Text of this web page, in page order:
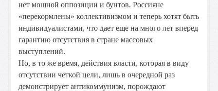
нет мощной оппозиции и бунтов. Россияне
«перекормлены» коллективизмом и теперь хотят быть
индивидуалистами, что дает еще на много лет вперед
гарантию отсутствия в стране массовых
выступлений.
Но, в то же время, действия власти, которая в виду
отсутствии четкой цели, лишь в очередной раз
демонстрирует антикоммунизм, порождают